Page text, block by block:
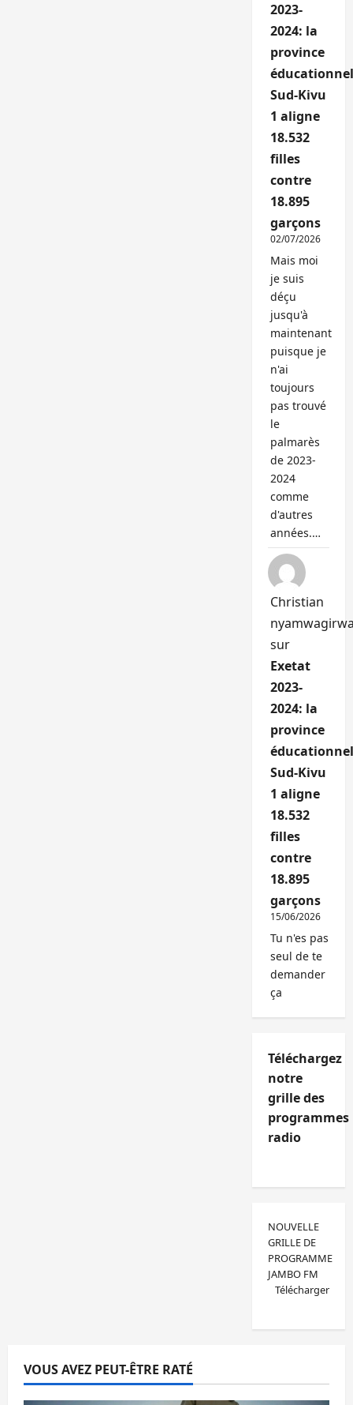
2023-
2024: la
province
Sud-Kivu
1 aligne
18.532
filles
contre
18.895
garçons
02/07/2026
Mais moi
je suis
déçu
jusqu'à
maintenant
puisque je
n'ai
toujours
pas trouvé
le
palmarès
de 2023-
2024
comme
d'autres
années.…
Christian
sur
Exetat
2023-
2024: la
province
Sud-Kivu
1 aligne
18.532
filles
contre
18.895
garçons
15/06/2026
Tu n'es pas
seul de te
demander
ça
Téléchargez
notre
grille des
programmes
radio
NOUVELLE
GRILLE DE
PROGRAMME
JAMBO FM
Télécharger
VOUS AVEZ PEUT-ÊTRE RATÉ